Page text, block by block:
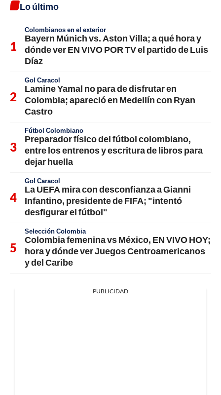
Lo último
Colombianos en el exterior
Bayern Múnich vs. Aston Villa; a qué hora y
dónde ver EN VIVO POR TV el partido de Luis
Díaz
Gol Caracol
Lamine Yamal no para de disfrutar en
Colombia; apareció en Medellín con Ryan
Castro
Fútbol Colombiano
Preparador físico del fútbol colombiano,
entre los entrenos y escritura de libros para
dejar huella
Gol Caracol
La UEFA mira con desconfianza a Gianni
Infantino, presidente de FIFA; "intentó
desfigurar el fútbol"
Selección Colombia
Colombia femenina vs México, EN VIVO HOY;
hora y dónde ver Juegos Centroamericanos
y del Caribe
PUBLICIDAD